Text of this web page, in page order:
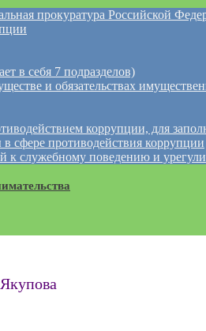
прокуратура Российской
в себя 7 подразделов)
и обязательствах
коррупции, для
сфере противодействия коррупции
к служебному поведению и